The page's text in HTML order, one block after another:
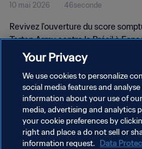
10 mai 2026 46seconde
Revivez l'ouverture du score
Tartan Army contre le Brésil à
POLITIQUE DE CONFIDENTIALITÉ
CONDITIONS D'UTILISATION
Your Privacy
We use cookies to personalize
social media features and
information about your use of
media, advertising and analytics
your cookie preferences by
right and place a do not sell or
information request. Data